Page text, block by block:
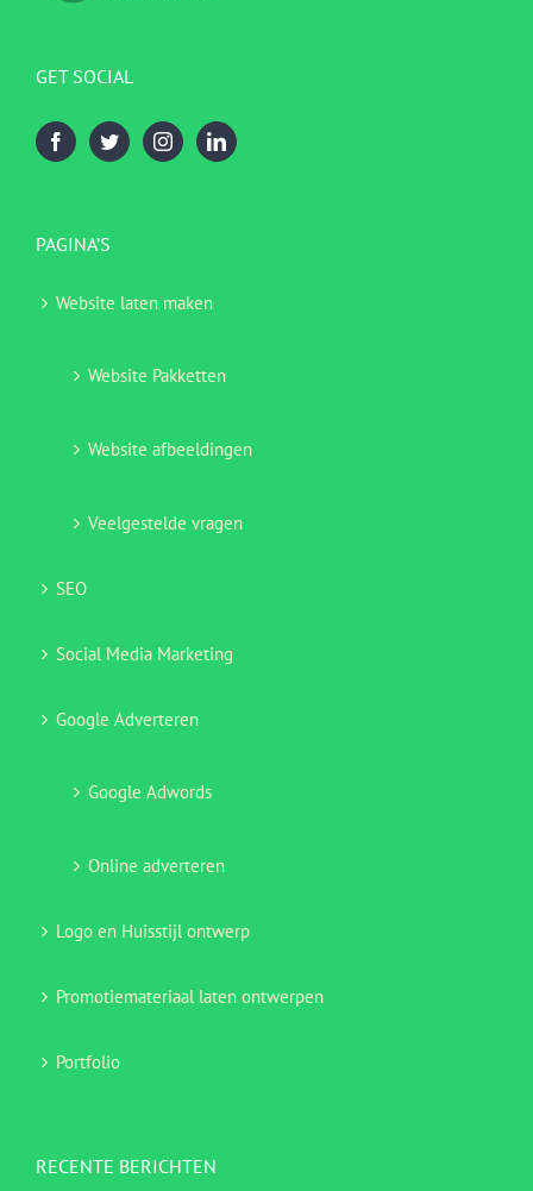
GET SOCIAL
PAGINA’S
Website laten maken
Website Pakketten
Website afbeeldingen
Veelgestelde vragen
SEO
Social Media Marketing
Google Adverteren
Google Adwords
Online adverteren
Logo en Huisstijl ontwerp
Promotiemateriaal laten ontwerpen
Portfolio
RECENTE BERICHTEN